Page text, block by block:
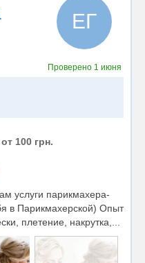
ЕГ
Проверено 1 июня
от 100 грн.
услуги парикмахера-
в Парикмахерской) Опыт
плетение, накрутка,...